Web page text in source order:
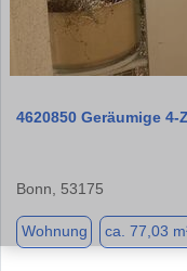
4620850 Geräumige
Bonn, 53175
Wohnung ca. 77,03